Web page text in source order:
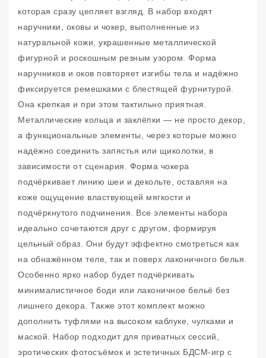
которая сразу цепляет взгляд. В набор входят
наручники, оковы и чокер, выполненные из
натуральной кожи, украшенные металлической
фигурной и роскошным резным узором. Форма
наручников и оков повторяет изгибы тела и надёжно
фиксируется ремешками с блестящей фурнитурой.
Она крепкая и при этом тактильно приятная.
Металлические кольца и заклёпки — не просто декор,
а функциональные элементы, через которые можно
надёжно соединить запястья или щиколотки, в
зависимости от сценария. Форма чокера
подчёркивает линию шеи и декольте, оставляя на
коже ощущение властвующей мягкости и
подчёркнутого подчинения. Все элементы набора
идеально сочетаются друг с другом, формируя
цельный образ. Они будут эффектно смотреться как
на обнажённом теле, так и поверх лаконичного белья.
Особенно ярко набор будет подчёркивать
минималистичное боди или лаконичное бельё без
лишнего декора. Также этот комплект можно
дополнить туфлями на высоком каблуке, чулками и
маской. Набор подходит для приватных сессий,
эротических фотосъёмок и эстетичных БДСМ-игр с